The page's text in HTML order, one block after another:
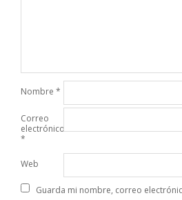
Nombre *
Correo
electrónico
*
Web
Guarda mi nombre, correo